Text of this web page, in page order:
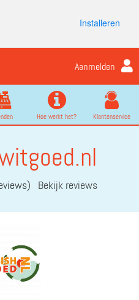
Installeren
Aanmelden
Hoe werkt het? Klantenservice
Bekijk reviews